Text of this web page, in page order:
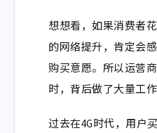
想想看，如果消费者
的网络提升，肯定会
购买意愿。所以运营
时，背后做了大量工
过去在4G时代，用户